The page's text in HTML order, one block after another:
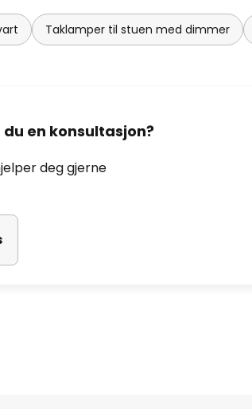
Taklamper til stuen med dimmer
en konsultasjon?
deg gjerne